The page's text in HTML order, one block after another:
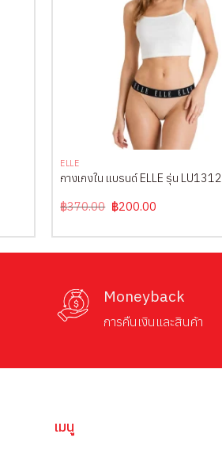
ELLE
กางเกงใน แบรนด์ ELLE รุ่น LU1312
฿370.00 Original
price
฿370.00.
฿200.00Current
฿200.00.
Moneyback
การคืนเงินและสินค้า
เมนู